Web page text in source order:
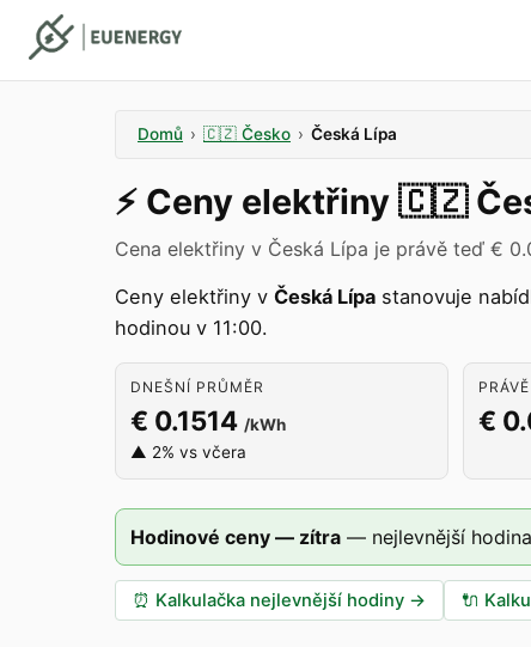
Domů › 🇨🇿 Česko › Česká Lípa
⚡️ Ceny elektřiny 🇨🇿
Cena elektřiny v Česká Lípa je právě teď €
Ceny elektřiny v Česká Lípa stanovuje
hodinou v 11:00.
DNEŠNÍ PRŮMĚR
€ 0.1514 /kWh
▲ 2% vs včera
€
Hodinové ceny — zítra — nejlevnější
⏰ Kalkulačka nejlevnější hodiny → 🔌